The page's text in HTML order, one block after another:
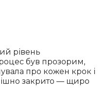
рівень
був прозорим,
про кожен крок і
закрито — щиро